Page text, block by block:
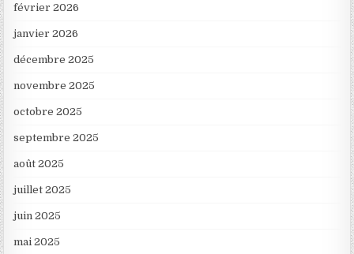
février 2026
janvier 2026
décembre 2025
novembre 2025
octobre 2025
septembre 2025
août 2025
juillet 2025
juin 2025
mai 2025